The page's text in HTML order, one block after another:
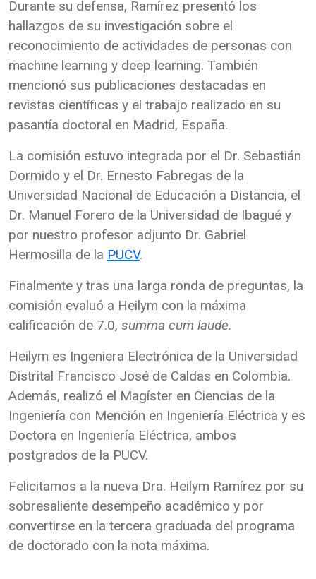
Durante su defensa, Ramírez presentó los
hallazgos de su investigación sobre el
reconocimiento de actividades de personas con
machine learning y deep learning. También
mencionó sus publicaciones destacadas en
revistas científicas y el trabajo realizado en su
pasantía doctoral en Madrid, España.
La comisión estuvo integrada por el Dr. Sebastián
Dormido y el Dr. Ernesto Fabregas de la
Universidad Nacional de Educación a Distancia, el
Dr. Manuel Forero de la Universidad de Ibagué y
por nuestro profesor adjunto Dr. Gabriel
Hermosilla de la PUCV.
Finalmente y tras una larga ronda de preguntas, la
comisión evaluó a Heilym con la máxima
calificación de 7.0, summa cum laude.
Heilym es Ingeniera Electrónica de la Universidad
Distrital Francisco José de Caldas en Colombia.
Además, realizó el Magíster en Ciencias de la
Ingeniería con Mención en Ingeniería Eléctrica y es
Doctora en Ingeniería Eléctrica, ambos
postgrados de la PUCV.
Felicitamos a la nueva Dra. Heilym Ramírez por su
sobresaliente desempeño académico y por
convertirse en la tercera graduada del programa
de doctorado con la nota máxima.